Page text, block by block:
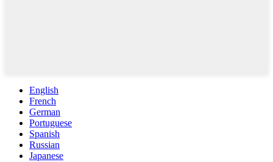
English
French
German
Portuguese
Spanish
Russian
Japanese